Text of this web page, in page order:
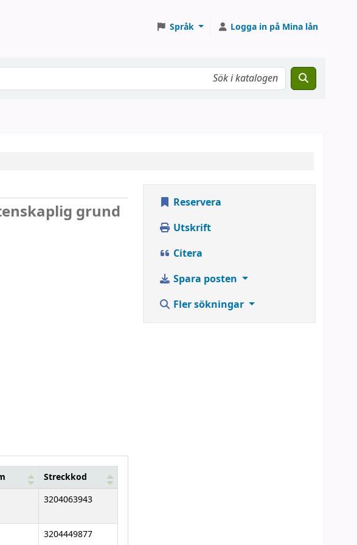
Språk Logga in på Mina lån
grund
Streckkod
3204063943
3204449877
Reservera
Utskrift
Citera
Spara posten
Fler sökningar